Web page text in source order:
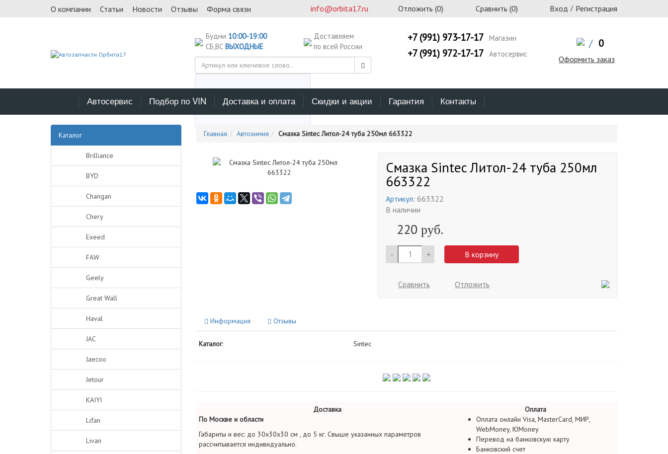
О компании Статьи Новости Отзывы Форма связи info@orbita17.ru Отложить (0) Сравнить (0) Вход / Регистрация
Будни 10:00-19:00
СБ,ВС ВЫХОДНЫЕ
Доставляем
по всей России
Выберите каталог поиска
+7 (991) 973-17-17 Магазин
+7 (991) 972-17-17 Автосервис
/ 0
Оформить заказ
Автосервис Подбор по VIN Доставка и оплата Скидки и акции Гарантия Контакты
Каталог
Brilliance
BYD
Changan
Chery
Exeed
FAW
Geely
Great Wall
Haval
JAC
Jaecoo
Jetour
KAIYI
Lifan
Livan
Главная Автохимия Смазка Sintec Литол-24 туба 250мл 663322
Смазка Sintec Литол-24 туба 250мл
663322
Артикул: 663322
В наличии
220 руб.
- + В корзину
Сравнить Отложить
Информация Отзывы
Каталог: Sintec
Доставка
Оплата
По Москве и области
Габариты и вес: до 30х30х30 см , до 5 кг. Свыше указанных параметров
рассчитывается индивидуально.
Оплата онлайн Visa, MasterCard, МИР,
WebMoney, ЮMoney
Перевод на банковскую карту
Банковский счет